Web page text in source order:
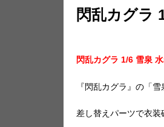
閃乱カグラ
閃乱カグラ 1/6 雪泉
『閃乱カグラ』の「
差し替えパーツで衣装